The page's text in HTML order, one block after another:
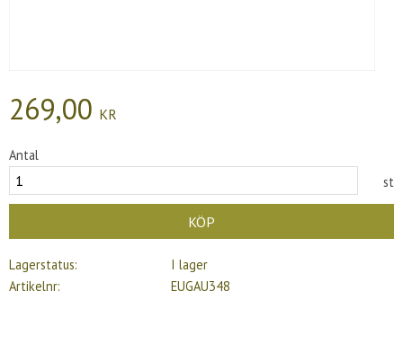
269,00 KR
Antal
st
KÖP
Lagerstatus
I lager
Artikelnr
EUGAU348